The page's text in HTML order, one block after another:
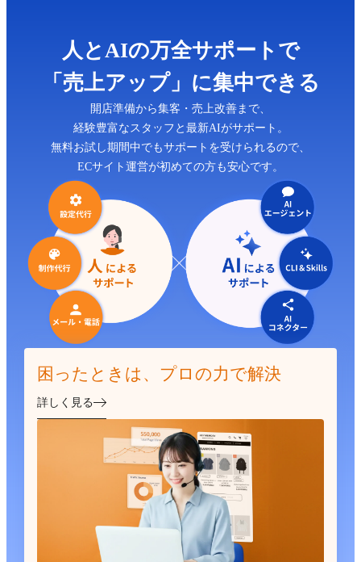
人とAIの万全サポートで
「売上アップ」に集中できる
開店準備から集客・売上改善まで、
経験豊富なスタッフと最新AIがサポート。
無料お試し期間中でもサポートを受けられるので、
ECサイト運営が初めての方も安心です。
困ったときは、プロの力で解決
詳しく見る